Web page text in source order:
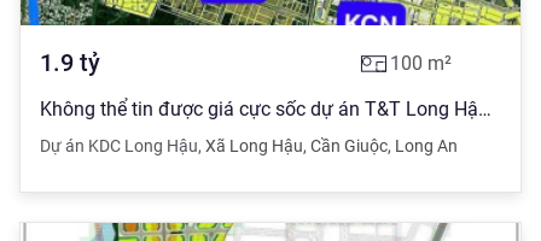
1.9 tỷ 100 m²
Không thể tin được giá cực sốc dự án T&T Long Hậu giá còn 1 tỷ 9, dt 100m2, sổ đỏ
Dự án KDC Long Hậu, Xã Long Hậu, Cần Giuộc, Long An